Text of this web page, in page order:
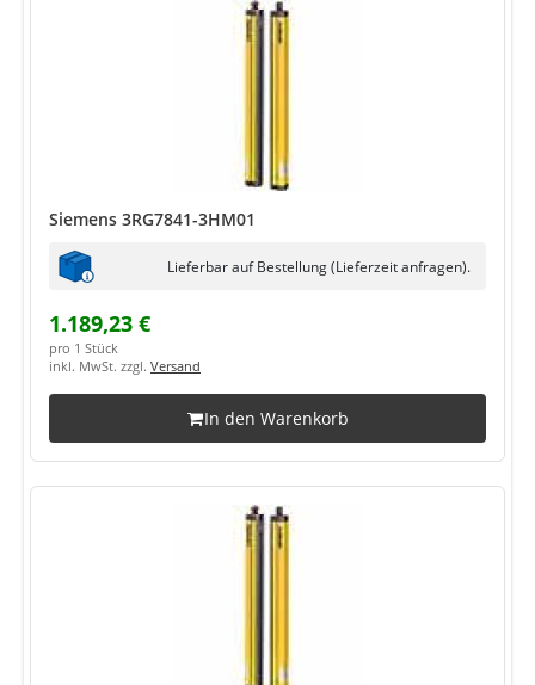
Siemens 3RG7841-3HM01
Lieferbar auf Bestellung (Lieferzeit anfragen).
1.189,23 €
pro 1 Stück
inkl. MwSt. zzgl. Versand
In den Warenkorb